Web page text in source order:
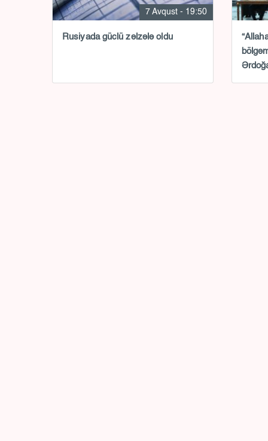
7 Avqust - 19:50
Rusiyada güclü zəlzələ oldu